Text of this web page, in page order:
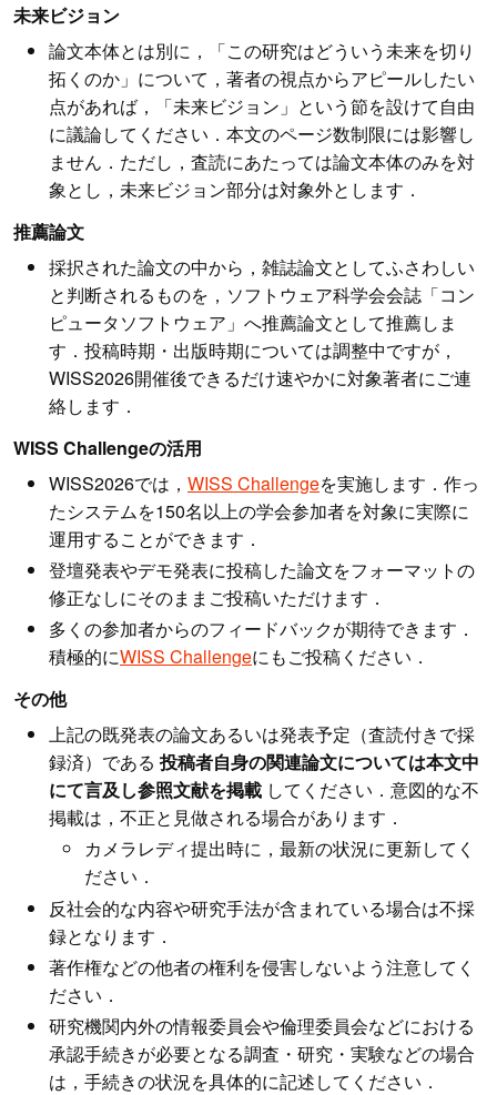
未来ビジョン
論文本体とは別に，「この研究はどういう未来を切り
拓くのか」について，著者の視点からアピールしたい
点があれば，「未来ビジョン」という節を設けて自由
に議論してください．本文のページ数制限には影響し
ません．ただし，査読にあたっては論文本体のみを対
象とし，未来ビジョン部分は対象外とします．
推薦論文
採択された論文の中から，雑誌論文としてふさわしい
と判断されるものを，ソフトウェア科学会会誌「コン
ピュータソフトウェア」へ推薦論文として推薦しま
す．投稿時期・出版時期については調整中ですが，
WISS2026開催後できるだけ速やかに対象著者にご連
絡します．
WISS Challengeの活用
WISS2026では， WISS Challengeを実施します．作っ
たシステムを150名以上の学会参加者を対象に実際に
運用することができます．
登壇発表やデモ発表に投稿した論文をフォーマットの
修正なしにそのままご投稿いただけます．
多くの参加者からのフィードバックが期待できます．
積極的にWISS Challengeにもご投稿ください．
その他
上記の既発表の論文あるいは発表予定（査読付きで採
録済）である 投稿者自身の関連論文については本文中
にて言及し参照文献を掲載 してください．意図的な不
掲載は，不正と見做される場合があります．
カメラレディ提出時に，最新の状況に更新してく
ださい．
反社会的な内容や研究手法が含まれている場合は不採
録となります．
著作権などの他者の権利を侵害しないよう注意してく
ださい．
研究機関内外の情報委員会や倫理委員会などにおける
承認手続きが必要となる調査・研究・実験などの場合
は，手続きの状況を具体的に記述してください．